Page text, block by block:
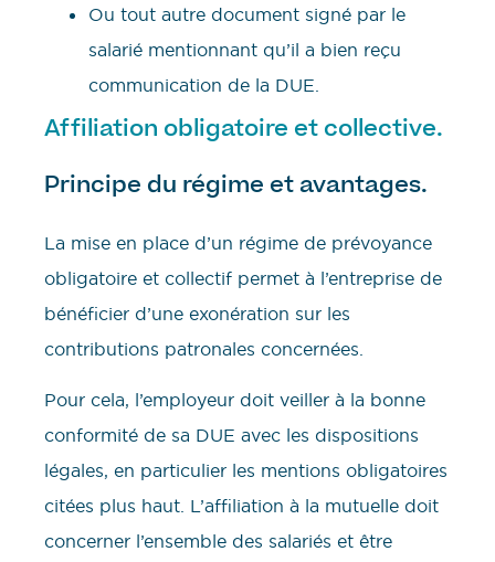
Ou tout autre document signé par le
salarié mentionnant qu’il a bien reçu
communication de la DUE.
Affiliation obligatoire et collective.
Principe du régime et avantages.
La mise en place d’un régime de prévoyance
obligatoire et collectif permet à l’entreprise de
bénéficier d’une exonération sur les
contributions patronales concernées.
Pour cela, l’employeur doit veiller à la bonne
conformité de sa DUE avec les dispositions
légales, en particulier les mentions obligatoires
citées plus haut. L’affiliation à la mutuelle doit
concerner l’ensemble des salariés et être